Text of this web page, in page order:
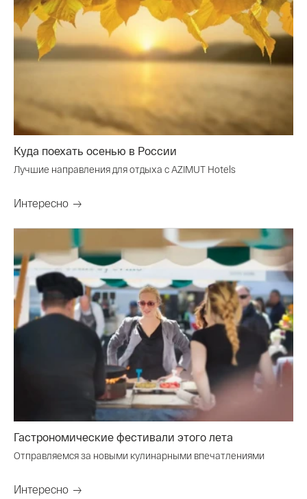
Куда поехать осенью в России
Лучшие направления для отдыха с AZIMUT Hotels
Интересно
Гастрономические фестивали этого лета
Отправляемся за новыми кулинарными впечатлениями
Интересно